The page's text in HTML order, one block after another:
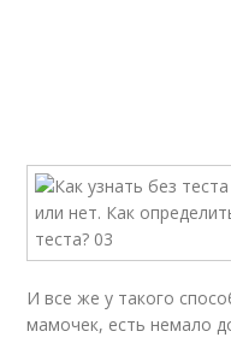
И все же у такого
мамочек, есть немало